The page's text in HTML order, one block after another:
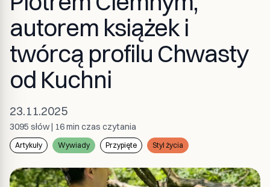
autorem książek i
twórcą profilu Chwasty
od Kuchni
23.11.2025
3095 słów| 16 min czas czytania
Artykuły Wywiady Przypięte Styl życia